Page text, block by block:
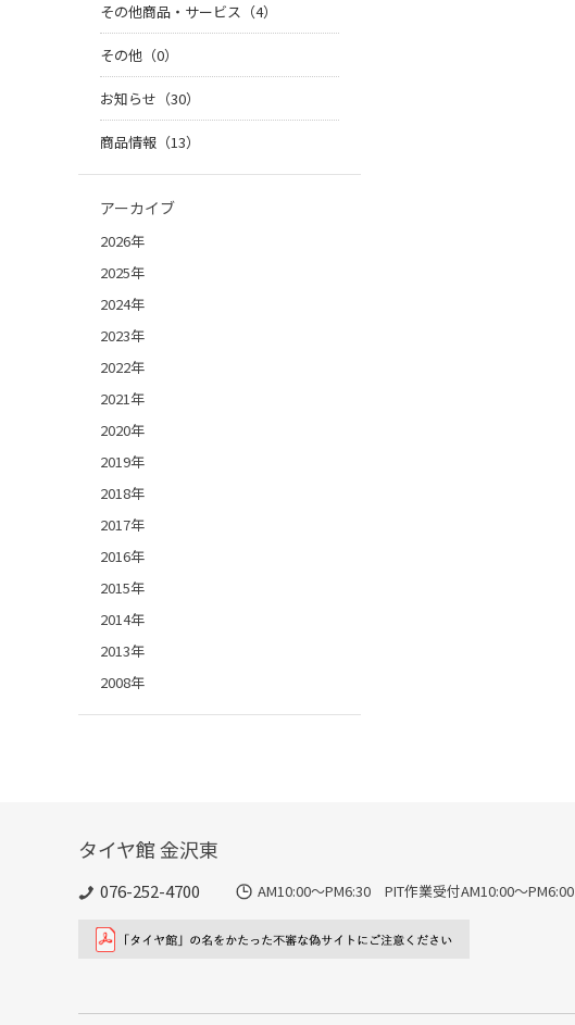
その他商品・サービス（4）
その他（0）
お知らせ（30）
商品情報（13）
アーカイブ
2026年
2025年
2024年
2023年
2022年
2021年
2020年
2019年
2018年
2017年
2016年
2015年
2014年
2013年
2008年
タイヤ館 金沢東
076-252-4700 AM10:00～PM6:30 PIT作業受付AM10:00～PM6:00